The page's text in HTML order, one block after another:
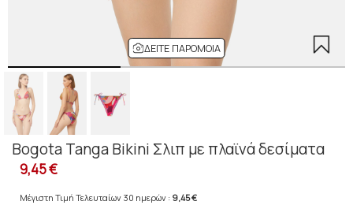
ΔΕΊΤΕ ΠΑΡΌΜΟΙΑ
Bogota Tanga Bikini Σλιπ με πλαϊνά δεσίματα
9,45 €
Μέγιστη Τιμή Τελευταίων 30 ημερών : 9,45 €